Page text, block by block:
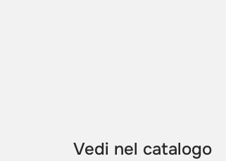
Vedi nel catalogo